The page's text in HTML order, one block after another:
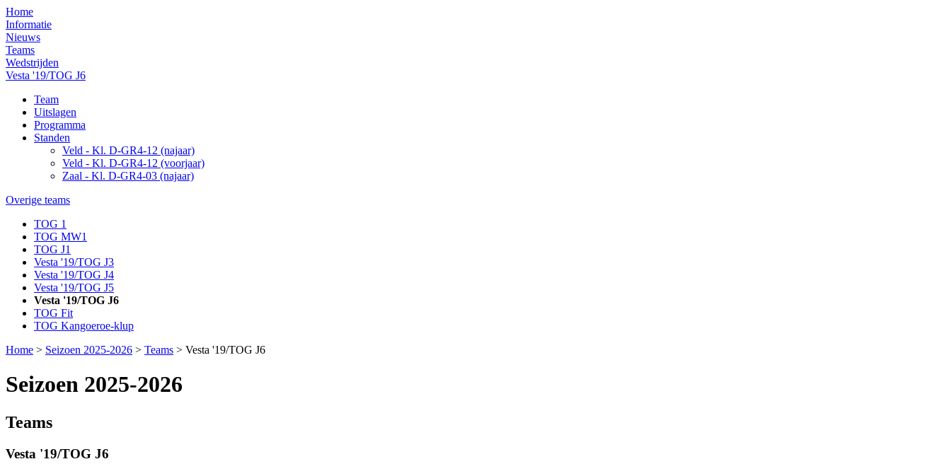
Home
Informatie
Nieuws
Teams
Wedstrijden
Vesta '19/TOG J6
Team
Uitslagen
Programma
Standen
Veld - Kl. D-GR4-12 (najaar)
Veld - Kl. D-GR4-12 (voorjaar)
Zaal - Kl. D-GR4-03 (najaar)
Overige teams
TOG 1
TOG MW1
TOG J1
Vesta '19/TOG J3
Vesta '19/TOG J4
Vesta '19/TOG J5
Vesta '19/TOG J6
TOG Fit
TOG Kangoeroe-klup
Home > Seizoen 2025-2026 > Teams > Vesta '19/TOG J6
Seizoen 2025-2026
Teams
Vesta '19/TOG J6